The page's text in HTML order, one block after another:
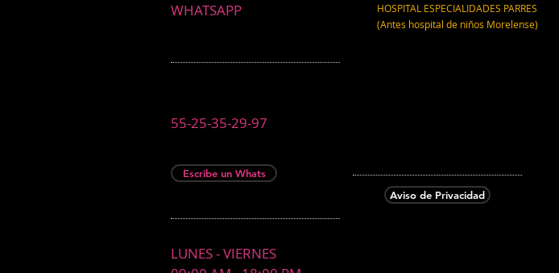
WHATSAPP
HOSPITAL ESPECIALIDADES PARRES
(Antes hospital de niños Morelense)
55-25-35-29-97
Escribe un Whats
Aviso de Privacidad
LUNES - VIERNES